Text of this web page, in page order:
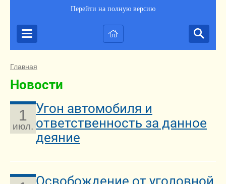
Перейти на полную версию
Главная
Новости
1
июл.
Угон автомобиля и
ответственность за данное
деяние